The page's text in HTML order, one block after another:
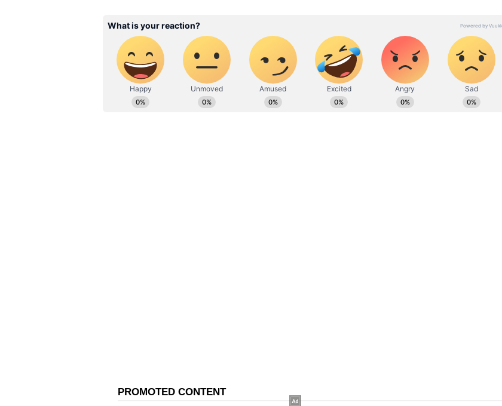
இருக்கிறார். அந்த வீட்டிற்கு வந்த திலகவதியிடம், ரமேஷ் தகராறில்
ஈடுபட்டுள்ளார். இதனால் இருவருக்கும் இடையே கடும் வாக்குவாதம்
ஏற்பட்டுள்ளது. இதில் ஆத்திரம் அடைந்த கள்ளக்காதலன் ரமேஷ் ஏற்கனவே
மறைத்து வைத்திருந்த பெட்ரோலை எடுத்து திலகவதி மீது ஊற்றி தீ
வைத்துள்ளார். இதை அடுத்து திலகவதி உடல் முழுவதும் தீ மல மல பரவவே